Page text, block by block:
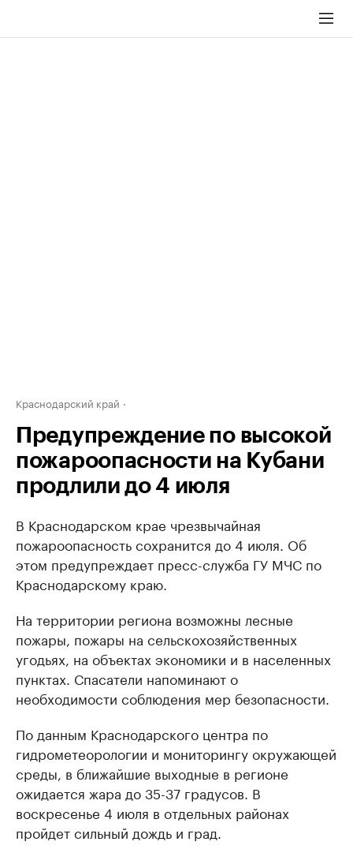
Краснодарский край
Предупреждение по высокой
пожароопасности на Кубани
продлили до 4 июля
В Краснодарском крае чрезвычайная
пожароопасность сохранится до 4 июля. Об
этом предупреждает пресс-служба ГУ МЧС по
Краснодарскому краю.
На территории региона возможны лесные
пожары, пожары на сельскохозяйственных
угодьях, на объектах экономики и в населенных
пунктах. Спасатели напоминают о
необходимости соблюдения мер безопасности.
По данным Краснодарского центра по
гидрометеорологии и мониторингу окружающей
среды, в ближайшие выходные в регионе
ожидается жара до 35-37 градусов. В
воскресенье 4 июля в отдельных районах
пройдет сильный дождь и град.